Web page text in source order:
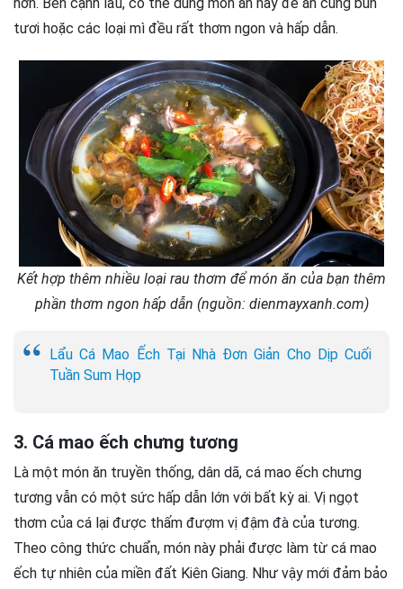
hơn. Bên cạnh lẩu, có thể dùng món ăn này để ăn cùng bún
tươi hoặc các loại mì đều rất thơm ngon và hấp dẫn.
Kết hợp thêm nhiều loại rau thơm để món ăn của bạn thêm
phần thơm ngon hấp dẫn (nguồn: dienmayxanh.com)
Lẩu Cá Mao Ếch Tại Nhà Đơn Giản Cho Dịp Cuối
Tuần Sum Họp
3. Cá mao ếch chưng tương
Là một món ăn truyền thống, dân dã, cá mao ếch chưng
tương vẫn có một sức hấp dẫn lớn với bất kỳ ai. Vị ngọt
thơm của cá lại được thấm đượm vị đậm đà của tương.
Theo công thức chuẩn, món này phải được làm từ cá mao
ếch tự nhiên của miền đất Kiên Giang. Như vậy mới đảm bảo